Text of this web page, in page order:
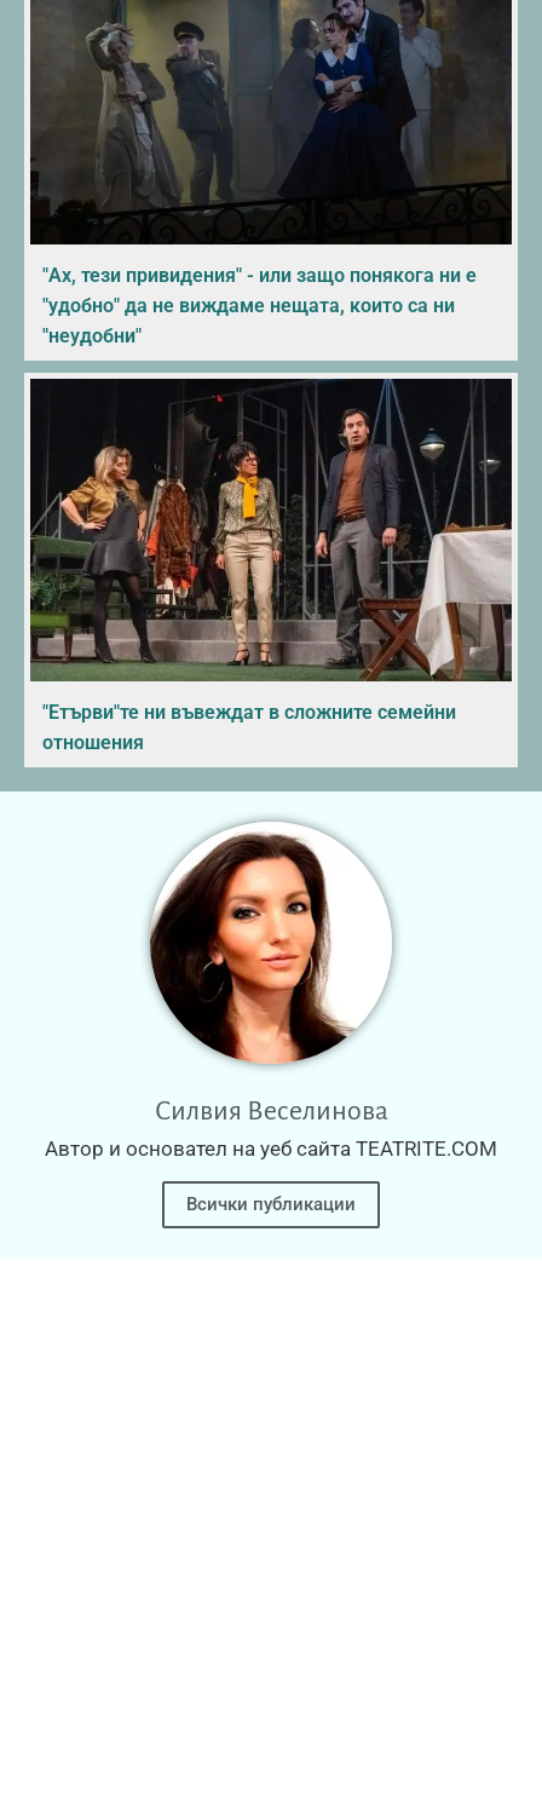
"Ах, тези привидения" - или защо понякога ни е
"удобно" да не виждаме нещата, които са ни
"неудобни"
"Етърви"те ни въвеждат в сложните семейни
отношения
Силвия Веселинова
Автор и основател на уеб сайта TEATRITE.COM
Всички публикации